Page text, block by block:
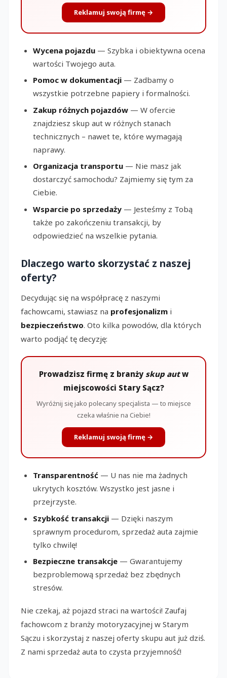
Reklamuj swoją firmę →
Wycena pojazdu — Szybka i obiektywna ocena
wartości Twojego auta.
Pomoc w dokumentacji — Zadbamy o
wszystkie potrzebne papiery i formalności.
Zakup różnych pojazdów — W ofercie
znajdziesz skup aut w różnych stanach
technicznych – nawet te, które wymagają
naprawy.
Organizacja transportu — Nie masz jak
dostarczyć samochodu? Zajmiemy się tym za
Ciebie.
Wsparcie po sprzedaży — Jesteśmy z Tobą
także po zakończeniu transakcji, by
odpowiedzieć na wszelkie pytania.
Dlaczego warto skorzystać z naszej
oferty?
Decydując się na współpracę z naszymi
fachowcami, stawiasz na profesjonalizm i
bezpieczeństwo. Oto kilka powodów, dla których
warto podjąć tę decyzję:
Prowadzisz firmę z branży skup autw
miejscowości Stary Sącz?
Wyróżnij się jako polecany specjalista — to miejsce
czeka właśnie na Ciebie!
Reklamuj swoją firmę →
Transparentność — U nas nie ma żadnych
ukrytych kosztów. Wszystko jest jasne i
przejrzyste.
Szybkość transakcji — Dzięki naszym
sprawnym procedurom, sprzedaż auta zajmie
tylko chwilę!
Bezpieczne transakcje — Gwarantujemy
bezproblemową sprzedaż bez zbędnych
stresów.
Nie czekaj, aż pojazd straci na wartości! Zaufaj
fachowcom z branży motoryzacyjnej w Starym
Sączu i skorzystaj z naszej oferty skupu aut już dziś.
Z nami sprzedaż auta to czysta przyjemność!